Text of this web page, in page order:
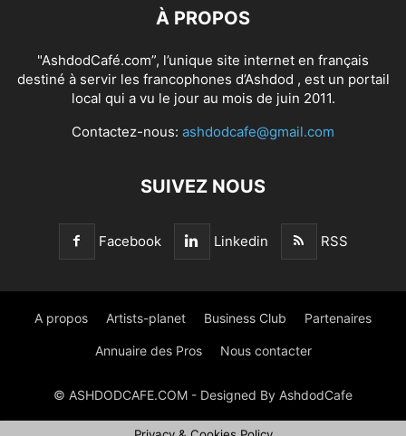
À PROPOS
"AshdodCafé.com”, l’unique site internet en français
destiné à servir les francophones d’Ashdod , est un portail
local qui a vu le jour au mois de juin 2011.
Contactez-nous: ashdodcafe@gmail.com
SUIVEZ NOUS
Facebook Linkedin RSS
A propos Artists-planet Business Club Partenaires
Annuaire des Pros Nous contacter
© ASHDODCAFE.COM - Designed By AshdodCafe